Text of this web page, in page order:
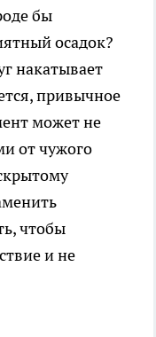
бы
осадок?
накатывает
привычное
может не
от чужого
чтобы
и не